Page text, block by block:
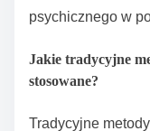
psychicznego w
Jakie tradycyjne
stosowane?
Tradycyjne